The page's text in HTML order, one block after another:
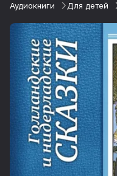
Аудиокниги Для детей